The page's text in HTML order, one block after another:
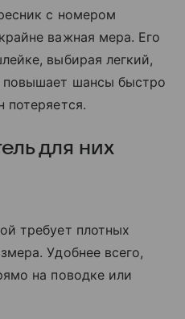
с номером
важная мера. Его
выбирая легкий,
повышает шансы быстро
потеряется.
для них
требует плотных
Удобнее всего,
на поводке или